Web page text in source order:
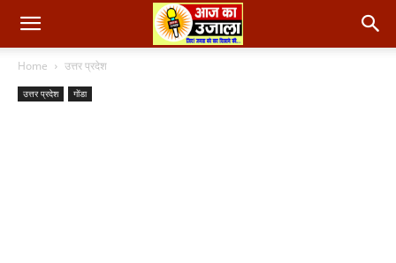
Home उत्तर प्रदेश
उत्तर प्रदेश गोंडा